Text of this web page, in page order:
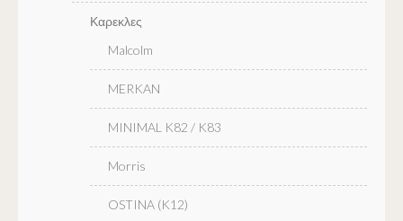
Καρεκλες
Malcolm
MERKAN
MINIMAL K82 / K83
Morris
OSTINA (K12)